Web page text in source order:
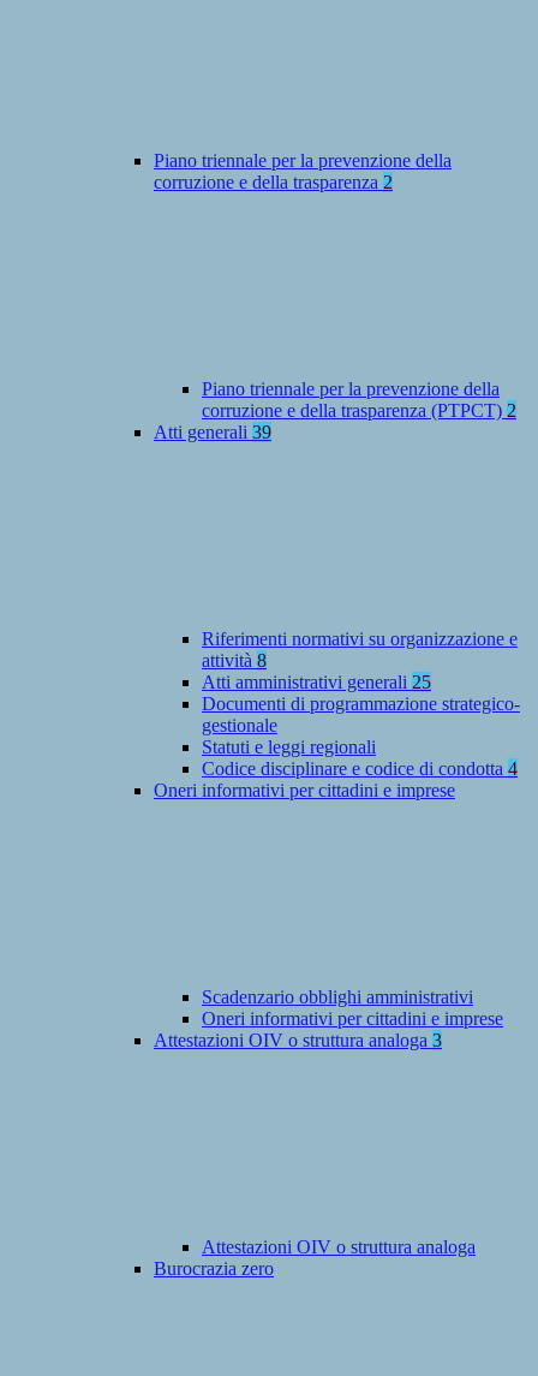
Piano triennale per la prevenzione della
corruzione e della trasparenza 2
Piano triennale per la prevenzione della
corruzione e della trasparenza (PTPCT) 2
Atti generali 39
Riferimenti normativi su organizzazione e
attività 8
Atti amministrativi generali 25
Documenti di programmazione strategico-
gestionale
Statuti e leggi regionali
Codice disciplinare e codice di condotta 4
Oneri informativi per cittadini e imprese
Scadenzario obblighi amministrativi
Oneri informativi per cittadini e imprese
Attestazioni OIV o struttura analoga 3
Attestazioni OIV o struttura analoga
Burocrazia zero